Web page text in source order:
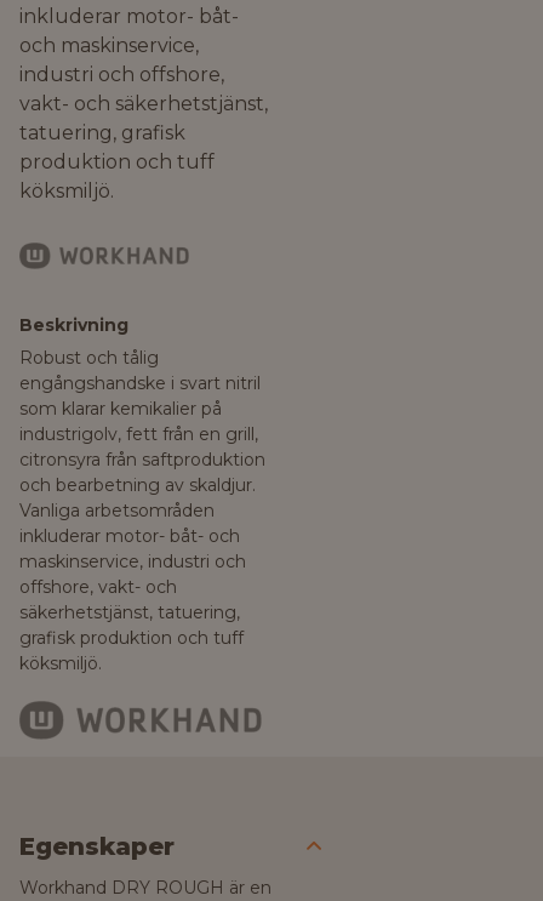
inkluderar motor- båt-
och maskinservice,
industri och offshore,
vakt- och säkerhetstjänst,
tatuering, grafisk
produktion och tuff
köksmiljö.
Beskrivning
Robust och tålig
engångshandske i svart nitril
som klarar kemikalier på
industrigolv, fett från en grill,
citronsyra från saftproduktion
och bearbetning av skaldjur.
Vanliga arbetsområden
inkluderar motor- båt- och
maskinservice, industri och
offshore, vakt- och
säkerhetstjänst, tatuering,
grafisk produktion och tuff
köksmiljö.
Egenskaper
Workhand DRY ROUGH är en